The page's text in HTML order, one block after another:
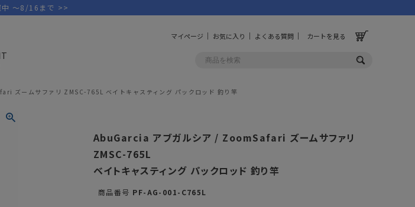
ゴルフ
キャディバッグ
バッグ/ポーチ
その他
財布
UP BRAND
マイページ お気に入り よくある質問 カートを見る
中 ～8/16まで >>
ズームサファリ ZMSC-765L ベイトキャスティング パックロッド 釣り竿
AbuGarcia アブガルシア / ZoomSafari ズームサファリ
ZMSC-765L
ベイトキャスティング パックロッド 釣り竿
商品番号 PF-AG-001-C765L